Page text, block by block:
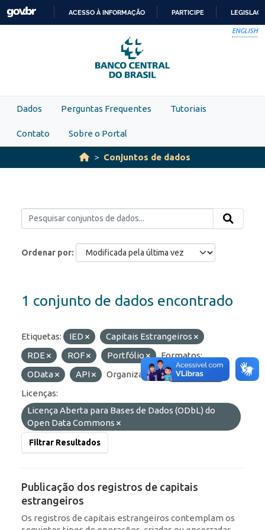
Skip to main content
PARA
O
CONTEÚDO
ACESSO À INFORMAÇÃO PARTICIPE
ENGLISH
Dados Perguntas Frequentes Tutoriais
Contato Sobre o Portal
Conjuntos de dados
Ordenar por
1 conjunto de dados encontrado
Etiquetas: IED
Capitais Estrangeiros
RDE
ROF Portfólio
Formatos:
OData
API Organizações:
BCB/Dstat
Licenças:
Licença Aberta para Bases de Dados (ODbL) do
Open Data Commons
Filtrar Resultados
Publicação dos registros de capitais
estrangeiros
Os registros de capitais estrangeiros contemplam os